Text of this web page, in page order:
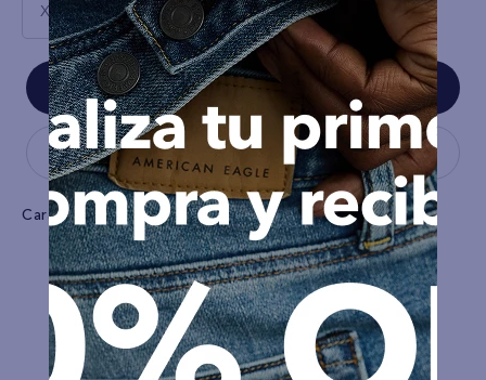
XXL
Características
Tela Algodón